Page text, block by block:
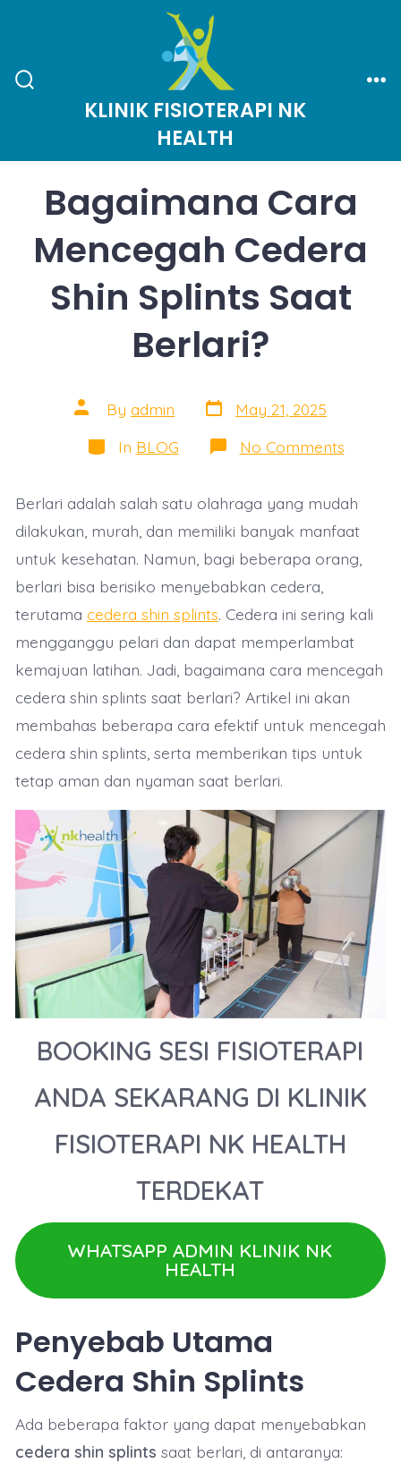
content
KLINIK FISIOTERAPI NK
HEALTH
Bagaimana Cara
Mencegah Cedera
Shin Splints Saat
Berlari?
Post
author
By admin Post
date
May 21, 2025
Categories
In BLOG No Commentson
Cedera
Splints
Saat
Berlari?
Berlari adalah salah satu olahraga yang mudah
dilakukan, murah, dan memiliki banyak manfaat
untuk kesehatan. Namun, bagi beberapa orang,
berlari bisa berisiko menyebabkan cedera,
terutama cedera shin splints. Cedera ini sering kali
mengganggu pelari dan dapat memperlambat
kemajuan latihan. Jadi, bagaimana cara mencegah
cedera shin splints saat berlari? Artikel ini akan
membahas beberapa cara efektif untuk mencegah
cedera shin splints, serta memberikan tips untuk
tetap aman dan nyaman saat berlari.
BOOKING SESI FISIOTERAPI
ANDA SEKARANG DI KLINIK
FISIOTERAPI NK HEALTH
TERDEKAT
WHATSAPP ADMIN KLINIK NK
HEALTH
Penyebab Utama
Cedera Shin Splints
Ada beberapa faktor yang dapat menyebabkan
cedera shin splints saat berlari, di antaranya: